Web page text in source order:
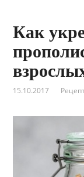
Как
15.10.2017